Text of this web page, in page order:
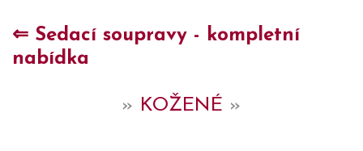
⇐ Sedací soupravy - kompletní
nabídka
» KOŽENÉ »